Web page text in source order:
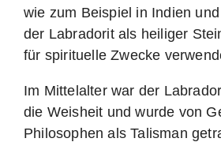
wie zum Beispiel in Indien
der Labradorit als heiliger
für spirituelle Zwecke
Im Mittelalter war der
die Weisheit und wurde von
Philosophen als Talisman